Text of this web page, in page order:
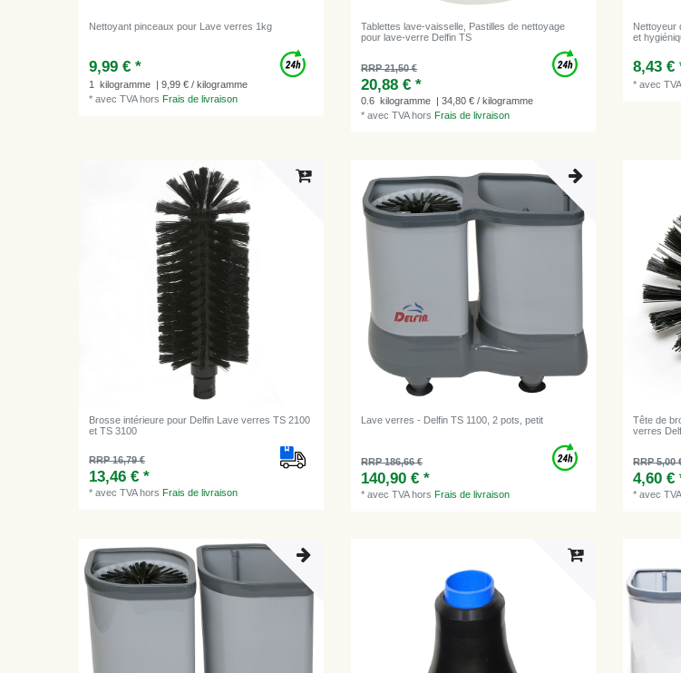
Nettoyant pinceaux pour Lave verres 1kg
9,99 € *
1 kilogramme | 9,99 € / kilogramme
*avec TVAhorsFrais de livraison
Tablettes lave-vaisselle, Pastilles de nettoyage
pour lave-verre Delfin TS
RRP 21,50 €
20,88 € *
0.6 kilogramme | 34,80 € / kilogramme
*avec TVAhorsFrais de livraison
Nettoyeur
et
8,43 €
*avec TVA
Brosse intérieure pour Delfin Lave verres TS 2100
et TS 3100
RRP 16,79 €
13,46 € *
*avec TVAhorsFrais de livraison
Lave verres - Delfin TS 1100, 2 pots, petit
RRP 186,66 €
140,90 € *
*avec TVAhorsFrais de livraison
Tête de
verres
RRP 5,00
4,60 €
*avec TVA